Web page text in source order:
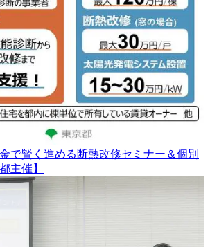
で賢く進める断熱改修セミナー＆個別
主催】